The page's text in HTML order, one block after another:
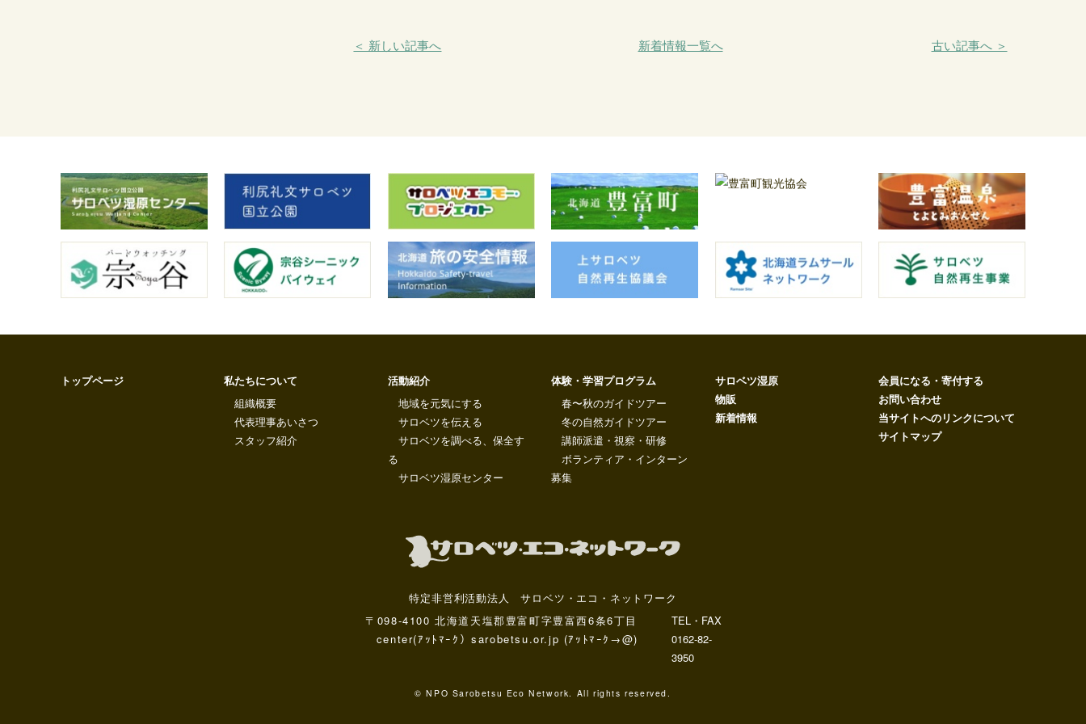
＜ 新しい記事へ 新着情報一覧へ 古い記事へ ＞
トップページ
私たちについて
組織概要
代表理事あいさつ
スタッフ紹介
活動紹介
地域を元気にする
サロベツを伝える
サロベツを調べる、保全す
る
サロベツ湿原センター
体験・学習プログラム
春〜秋のガイドツアー
冬の自然ガイドツアー
講師派遣・視察・研修
ボランティア・インターン
募集
サロベツ湿原
物販
新着情報
会員になる・寄付する
お問い合わせ
当サイトへのリンクについて
サイトマップ
特定非営利活動法人 サロベツ・エコ・ネットワーク
〒098-4100 北海道天塩郡豊富町字豊富西6条6丁目
center(ｱｯﾄﾏｰｸ）sarobetsu.or.jp (ｱｯﾄﾏｰｸ→@)
TEL・FAX
0162-82-
3950
© NPO Sarobetsu Eco Network. All rights reserved.